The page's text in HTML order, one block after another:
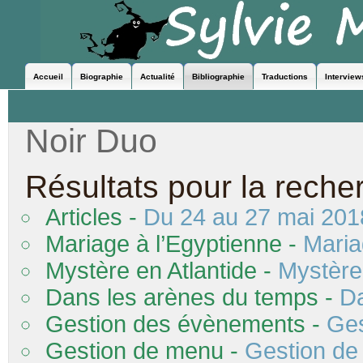
Accueil Biographie Actualité Bibliographie Traductions
Noir Duo
Résultats pour la
Articles - Du 24 au 27 mai
Mariage à l’Egyptienne -
Mystère en Atlantide -
Dans les arènes du temps -
Gestion des évènements -
Gestion de menu - Gestion